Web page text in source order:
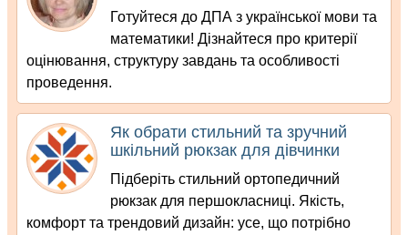
Готуйтеся до ДПА з української мови та
математики! Дізнайтеся про критерії
оцінювання, структуру завдань та особливості
проведення.
Як обрати стильний та зручний
шкільний рюкзак для дівчинки
Підберіть стильний ортопедичний
рюкзак для першокласниці. Якість,
комфорт та трендовий дизайн: усе, що потрібно